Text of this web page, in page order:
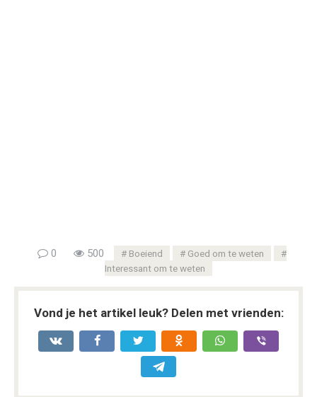
0 500 Boeiend
Goed om te weten
Interessant om te weten
Vond je het artikel leuk? Delen met vrienden: